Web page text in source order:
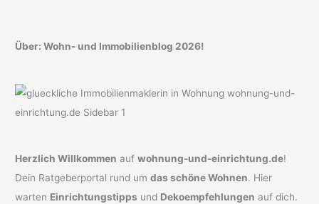
Über: Wohn- und Immobilienblog 2026!
Herzlich Willkommen aufwohnung-und-einrichtung.de!
Dein Ratgeberportal rund umdas schöne Wohnen. Hier
warten Einrichtungstipps und Dekoempfehlungen auf dich.